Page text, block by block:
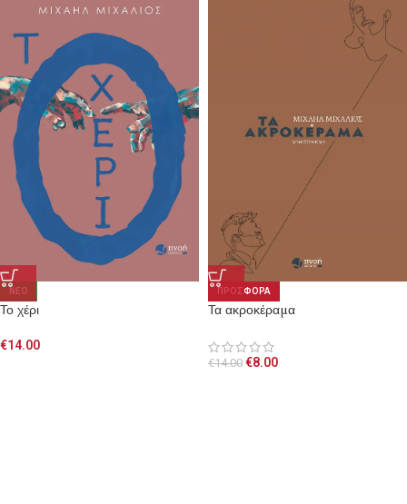
NEO
Το χέρι
€14.00
ΠΡΟΣΦΟΡΑ
Τα ακροκέραμα
€14.00 €8.00